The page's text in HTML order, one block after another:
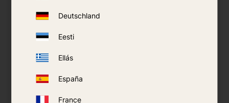
Deutschland
Eesti
Ellás
España
France